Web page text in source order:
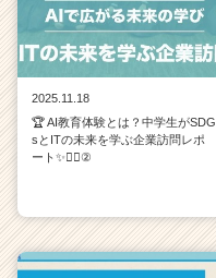
2025.11.18
🏆 AI教育体験とは？中学生がSDG
sとITの未来を学ぶ企業訪問レポ
ート✨💁‍♀️②